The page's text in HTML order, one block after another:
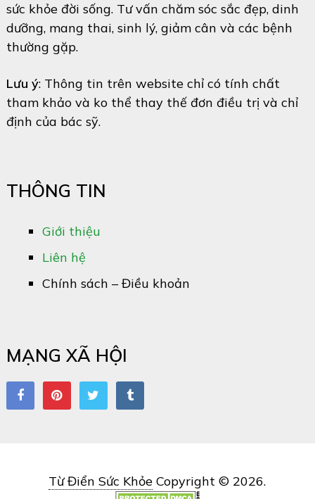
sức khỏe đời sống. Tư vấn chăm sóc sắc đẹp, dinh
dưỡng, mang thai, sinh lý, giảm cân và các bệnh
thường gặp.
Lưu ý: Thông tin trên website chỉ có tính chất
tham khảo và ko thể thay thế đơn điều trị và chỉ
định của bác sỹ.
THÔNG TIN
Giới thiệu
Liên hệ
Chính sách – Điều khoản
MẠNG XÃ HỘI
Từ Điển Sức Khỏe Copyright © 2026.